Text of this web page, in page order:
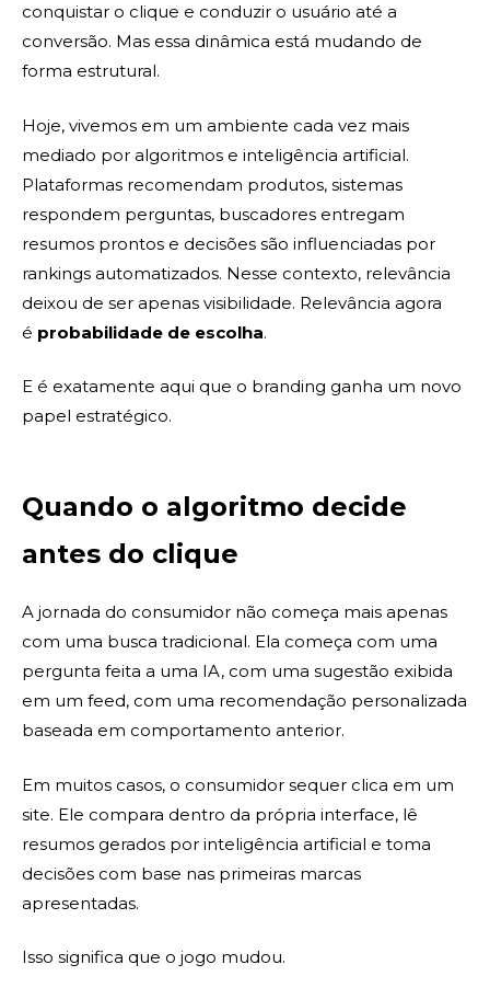
conquistar o clique e conduzir o usuário até a
conversão. Mas essa dinâmica está mudando de
forma estrutural.
Hoje, vivemos em um ambiente cada vez mais
mediado por algoritmos e inteligência artificial.
Plataformas recomendam produtos, sistemas
respondem perguntas, buscadores entregam
resumos prontos e decisões são influenciadas por
rankings automatizados. Nesse contexto, relevância
deixou de ser apenas visibilidade. Relevância agora
é probabilidade de escolha.
E é exatamente aqui que o branding ganha um novo
papel estratégico.
Quando o algoritmo decide
antes do clique
A jornada do consumidor não começa mais apenas
com uma busca tradicional. Ela começa com uma
pergunta feita a uma IA, com uma sugestão exibida
em um feed, com uma recomendação personalizada
baseada em comportamento anterior.
Em muitos casos, o consumidor sequer clica em um
site. Ele compara dentro da própria interface, lê
resumos gerados por inteligência artificial e toma
decisões com base nas primeiras marcas
apresentadas.
Isso significa que o jogo mudou.